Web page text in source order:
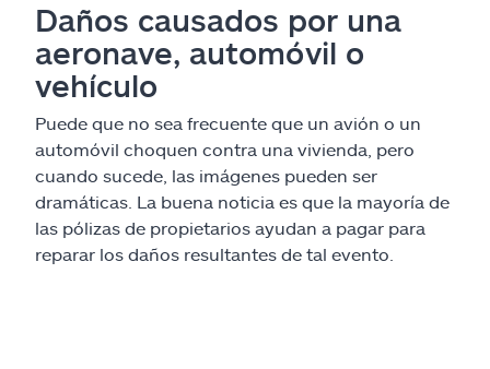
Daños causados por una
aeronave, automóvil o
vehículo
Puede que no sea frecuente que un avión o un
automóvil choquen contra una vivienda, pero
cuando sucede, las imágenes pueden ser
dramáticas. La buena noticia es que la mayoría de
las pólizas de propietarios ayudan a pagar para
reparar los daños resultantes de tal evento.